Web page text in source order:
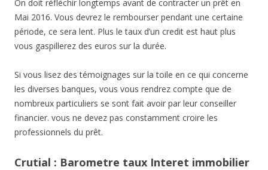
On doit réfléchir longtemps avant de contracter un prêt en
Mai 2016. Vous devrez le rembourser pendant une certaine
période, ce sera lent. Plus le taux d’un credit est haut plus
vous gaspillerez des euros sur la durée.
Si vous lisez des témoignages sur la toile en ce qui concerne
les diverses banques, vous vous rendrez compte que de
nombreux particuliers se sont fait avoir par leur conseiller
financier. vous ne devez pas constamment croire les
professionnels du prêt.
Crutial : Barometre taux Interet immobilier